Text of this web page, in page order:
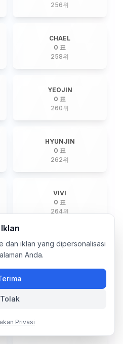
256위
CHAEL
0 표
258위
YEOJIN
0 표
260위
HYUNJIN
0 표
262위
VIVI
0 표
264위
SHIN GWANGIL
dan iklan yang dipersonalisasi
Anda.
Tolak
Privasi